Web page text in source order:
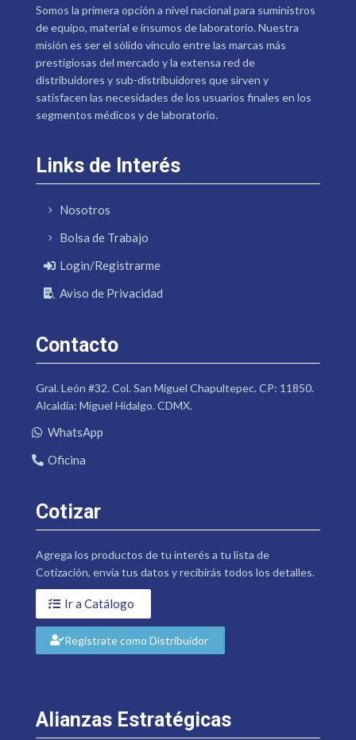
Somos la primera opción a nivel nacional para suministros
de equipo, material e insumos de laboratorio. Nuestra
misión es ser el sólido vínculo entre las marcas más
prestigiosas del mercado y la extensa red de
distribuidores y sub-distribuidores que sirven y
satisfacen las necesidades de los usuarios finales en los
segmentos médicos y de laboratorio.
Links de Interés
Nosotros
Bolsa de Trabajo
Login/Registrarme
Aviso de Privacidad
Contacto
Gral. León #32. Col. San Miguel Chapultepec. CP: 11850.
Alcaldía: Miguel Hidalgo. CDMX.
WhatsApp
Oficina
Cotizar
Agrega los productos de tu interés a tu lista de
Cotización, envía tus datos y recibirás todos los detalles.
Ir a Catálogo
Regístrate como Distribuidor
Alianzas Estratégicas